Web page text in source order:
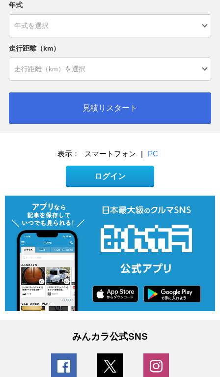
年式
走行距離（km）
見積りスタート
表示： スマートフォン | PC
ログイン
みんカラ公式SNS